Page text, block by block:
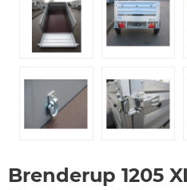
Brenderup 1205